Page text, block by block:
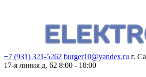
+7 (931) 321-5262 burger10@yandex.ru г.
17-я линия д. 62 8:00 - 18:00